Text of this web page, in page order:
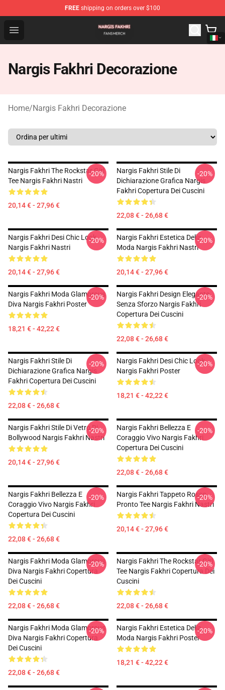
FREE shipping on orders over $100
Open menu
Nargis Fakhri Shop - Official Nargis Fakhri Merchandise
Nargis Fakhri Decorazione
Home/Nargis Fakhri Decorazione
Nargis Fakhri The Rockstar Girl
Tee Nargis Fakhri Nastri
20,14 € - 27,96 €
-20%
Nargis Fakhri Stile Di
Dichiarazione Grafica Nargis
Fakhri Copertura Dei Cuscini
22,08 € - 26,68 €
-20%
Nargis Fakhri Desi Chic Look
Nargis Fakhri Nastri
20,14 € - 27,96 €
-20%
Nargis Fakhri Estetica Della
Moda Nargis Fakhri Nastri
20,14 € - 27,96 €
-20%
Nargis Fakhri Moda Glamorous
Diva Nargis Fakhri Poster
18,21 € - 42,22 €
-20%
Nargis Fakhri Design Elegante
Senza Sforzo Nargis Fakhri
Copertura Dei Cuscini
22,08 € - 26,68 €
-20%
Nargis Fakhri Stile Di
Dichiarazione Grafica Nargis
Fakhri Copertura Dei Cuscini
22,08 € - 26,68 €
-20%
Nargis Fakhri Desi Chic Look
Nargis Fakhri Poster
18,21 € - 42,22 €
-20%
Nargis Fakhri Stile Di Vetro Di
Bollywood Nargis Fakhri Nastri
20,14 € - 27,96 €
-20%
Nargis Fakhri Bellezza E
Coraggio Vivo Nargis Fakhri
Copertura Dei Cuscini
22,08 € - 26,68 €
-20%
Nargis Fakhri Bellezza E
Coraggio Vivo Nargis Fakhri
Copertura Dei Cuscini
22,08 € - 26,68 €
-20%
Nargis Fakhri Tappeto Rosso
Pronto Tee Nargis Fakhri Nastri
20,14 € - 27,96 €
-20%
Nargis Fakhri Moda Glamorous
Diva Nargis Fakhri Copertura
Dei Cuscini
22,08 € - 26,68 €
-20%
Nargis Fakhri The Rockstar Girl
Tee Nargis Fakhri Copertura Dei
Cuscini
22,08 € - 26,68 €
-20%
Nargis Fakhri Moda Glamorous
Diva Nargis Fakhri Copertura
Dei Cuscini
22,08 € - 26,68 €
-20%
Nargis Fakhri Estetica Della
Moda Nargis Fakhri Poster
18,21 € - 42,22 €
-20%